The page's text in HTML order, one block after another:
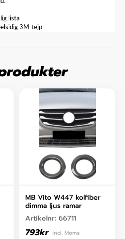
lista
3M-tejp
MB Vito W447 kolfiber
dimma ljus ramar
Artikelnr: 66711
793kr incl. Moms